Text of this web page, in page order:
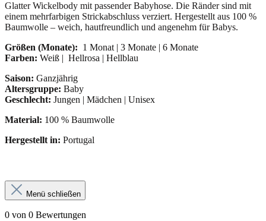
Glatter Wickelbody mit passender Babyhose. Die Ränder sind mit
einem mehrfarbigen Strickabschluss verziert. Hergestellt aus 100 %
Baumwolle – weich, hautfreundlich und angenehm für Babys.
Größen (Monate): 1 Monat | 3 Monate | 6 Monate
Farben: Weiß | Hellrosa | Hellblau
Saison: Ganzjährig
Altersgruppe: Baby
Geschlecht: Jungen | Mädchen | Unisex
Material: 100 % Baumwolle
Hergestellt in: Portugal
Menü schließen
0 von 0 Bewertungen